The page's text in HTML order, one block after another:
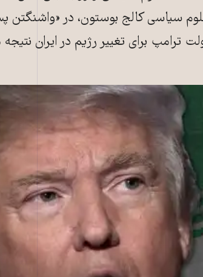
ترامپ برای تغییر رژیم در ایران